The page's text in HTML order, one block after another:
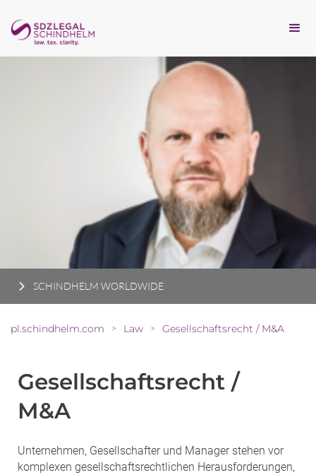
SCHINDHELM WORLDWIDE
pl.schindhelm.com > Law > Gesellschaftsrecht / M&A
Gesellschaftsrecht /
M&A
Unternehmen, Gesellschafter und Manager stehen vor
komplexen gesellschaftsrechtlichen Herausforderungen,